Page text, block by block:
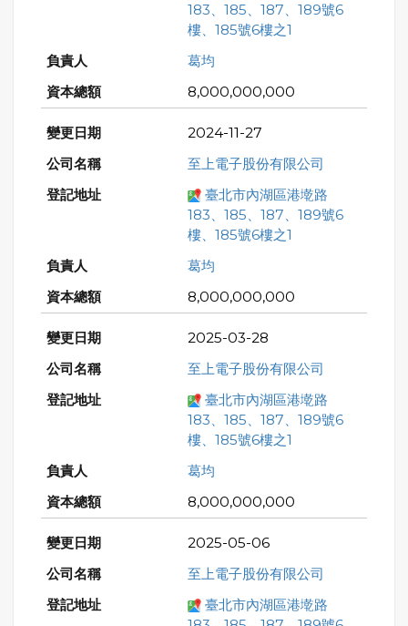
183、185、187、189號6
樓、185號6樓之1
葛均
8,000,000,000
2024-11-27
至上電子股份有限公司
臺北市內湖區港墘路
183、185、187、189號6
樓、185號6樓之1
葛均
8,000,000,000
2025-03-28
至上電子股份有限公司
臺北市內湖區港墘路
183、185、187、189號6
樓、185號6樓之1
葛均
8,000,000,000
2025-05-06
至上電子股份有限公司
臺北市內湖區港墘路